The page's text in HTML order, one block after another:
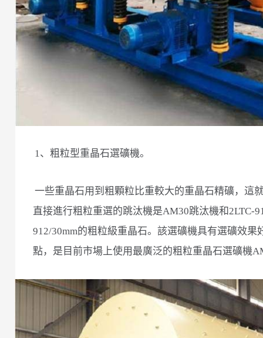
1、粗粒型重晶石選礦機。
一些重晶石用到粗顆粒比重較大的重晶石精礦，這
直接進行粗粒重選的跳汰機是AM30跳汰機和2LTC-
912/30mm的粗粒級重晶石。該選礦機具有選礦效
點，是目前市場上使用最廣泛的粗粒重晶石選礦機